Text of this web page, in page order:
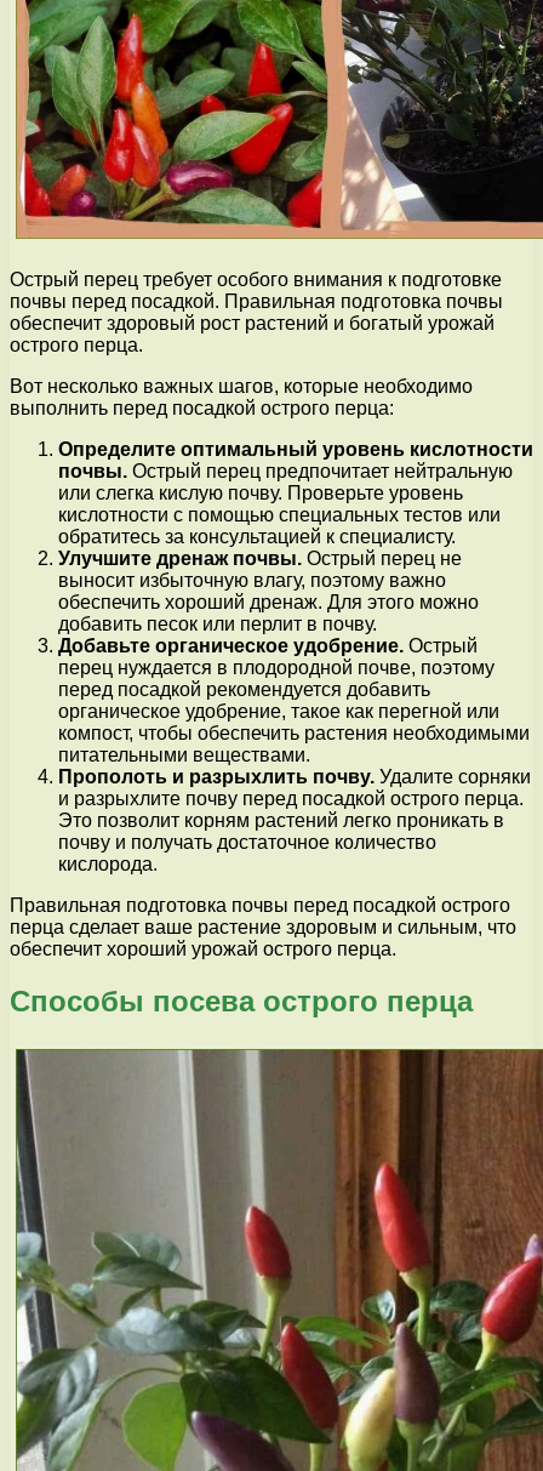
Острый перец требует особого внимания к подготовке
почвы перед посадкой. Правильная подготовка почвы
обеспечит здоровый рост растений и богатый урожай
острого перца.
Вот несколько важных шагов, которые необходимо
выполнить перед посадкой острого перца:
Определите оптимальный уровень кислотности
почвы. Острый перец предпочитает нейтральную
или слегка кислую почву. Проверьте уровень
кислотности с помощью специальных тестов или
обратитесь за консультацией к специалисту.
Улучшите дренаж почвы. Острый перец не
выносит избыточную влагу, поэтому важно
обеспечить хороший дренаж. Для этого можно
добавить песок или перлит в почву.
Добавьте органическое удобрение. Острый
перец нуждается в плодородной почве, поэтому
перед посадкой рекомендуется добавить
органическое удобрение, такое как перегной или
компост, чтобы обеспечить растения необходимыми
питательными веществами.
Прополоть и разрыхлить почву. Удалите сорняки
и разрыхлите почву перед посадкой острого перца.
Это позволит корням растений легко проникать в
почву и получать достаточное количество
кислорода.
Правильная подготовка почвы перед посадкой острого
перца сделает ваше растение здоровым и сильным, что
обеспечит хороший урожай острого перца.
Способы посева острого перца